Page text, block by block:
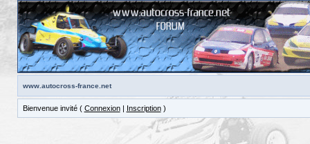
www.autocross-france.net
Bienvenue invité ( Connexion| Inscription)